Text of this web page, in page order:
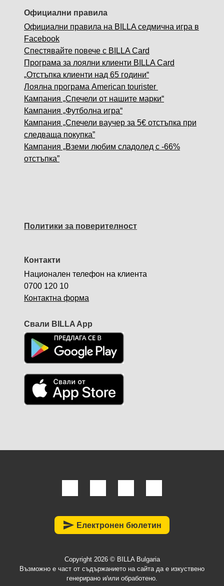
Официални правила
Официални правила на BILLA седмична игра в
Facebook
Спестявайте повече с BILLA Card
Програма за лоялни клиенти BILLA Card
„Отстъпка клиенти над 65 години“
Лоялна програма American tourister
Кампания „Спечели от нашите марки“
Кампания „Футболна игра“
Кампания „Спечели ваучер за 5€ отстъпка при
следваща покупка”
Кампания „Вземи любим сладолед с -66%
отстъпка”
Политики за поверителност
Контакти
Национален телефон на клиента
0700 120 10
Контактна форма
Свали BILLA App
send Електронен бюлетин
Copyright 2026 © BILLA Bulgaria
Възможно е част от съдържанието на сайта да е изкуствено
генерирано и/или обработено.